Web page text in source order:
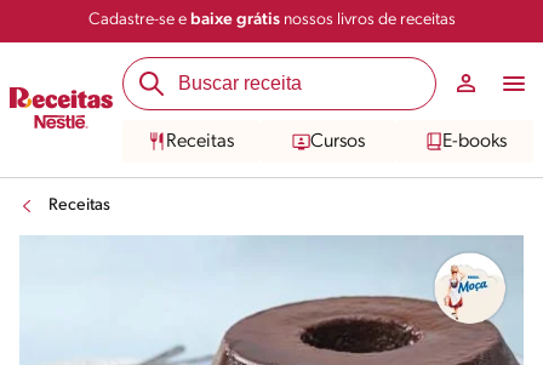
Cadastre-se e baixe grátisnossos livros de receitas
Receitas Cursos E-books
Receitas
Salvar Compartilhar